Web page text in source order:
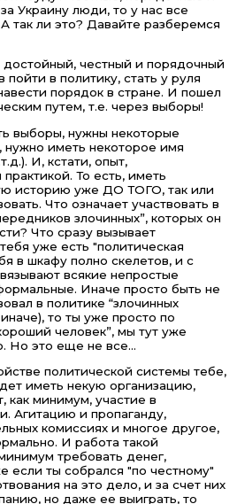
Украину люди, то у нас все
так ли это? Давайте разберемся
честный и порядочный
пойти в политику, стать у руля
порядок в стране. И пошел
путем, т.е. через выборы!
выборы, нужны некоторые
нужно иметь некоторое имя
И, кстати, опыт,
То есть, иметь
историю уже ДО ТОГО, так или
Что означает участвовать в
злочинных”, которых он
Что сразу вызывает
уже есть "политическая
в шкафу полно скелетов, и с
всякие непростые
Иначе просто быть не
в политике “злочинных
то ты уже просто по
человек”, мы тут уже
Но это еще не все...
политической системы тебе,
иметь некую организацию,
как минимум, участие в
Агитацию и пропаганду,
комиссиях и многое другое,
И работа такой
требовать денег,
если ты собрался "по честному"
на это дело, и за счет них
но даже ее выиграть, то